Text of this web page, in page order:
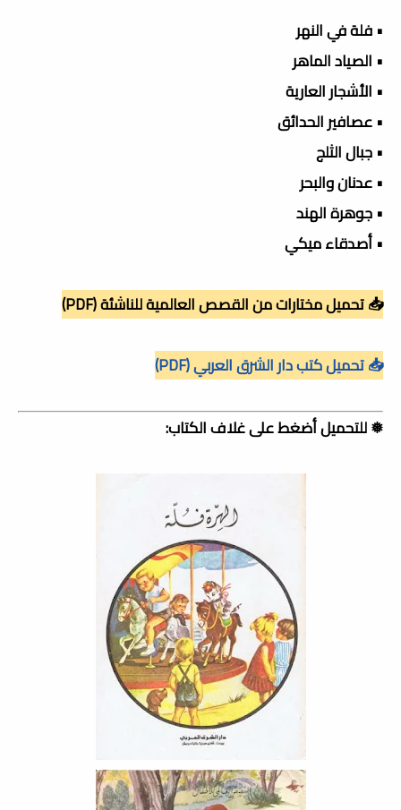
• فلة في النهر
• الصياد الماهر
• الأشجار العارية
• عصافير الحدائق
• جبال الثلج
• عدنان والبحر
• جوهرة الهند
• أصدقاء ميكي
📥 تحميل مختارات من القصص العالمية للناشئة (PDF)
📥 تحميل كتب دار الشرق العربي (PDF)
❅ للتحميل أضغط على غلاف الكتاب: